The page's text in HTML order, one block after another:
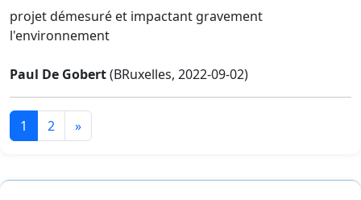
projet démesuré et impactant gravement
l'environnement
Paul De Gobert(BRuxelles, 2022-09-02)
1 2 »